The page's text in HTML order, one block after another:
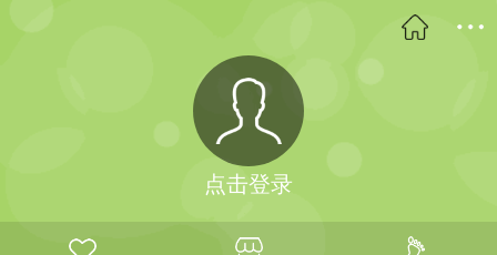
点击登录